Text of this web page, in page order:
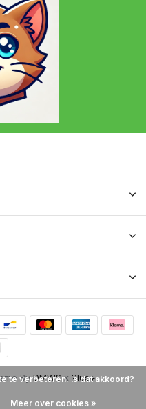
ByDMWSx Plus+
te verbeteren. Is dat akkoord?
Meer over cookies »